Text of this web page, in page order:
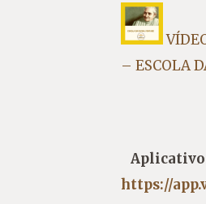
– ESCOLA
Aplicativo
https://